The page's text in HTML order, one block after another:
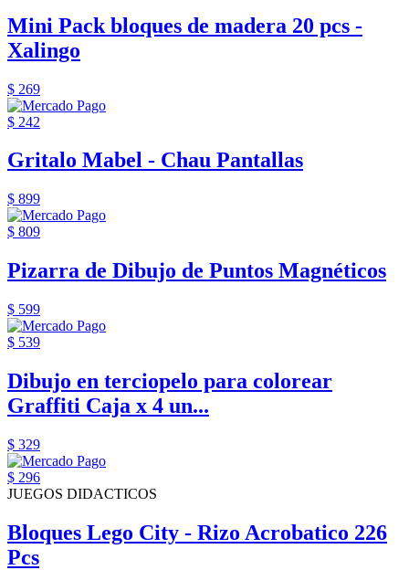
Mini Pack bloques de madera 20 pcs -
Xalingo
$ 269
$ 242
Gritalo Mabel - Chau Pantallas
$ 899
$ 809
Pizarra de Dibujo de Puntos Magnéticos
$ 599
$ 539
Dibujo en terciopelo para colorear
Graffiti Caja x 4 un...
$ 329
$ 296
JUEGOS DIDACTICOS
Bloques Lego City - Rizo Acrobatico 226
Pcs